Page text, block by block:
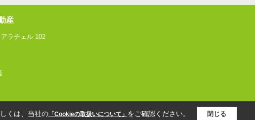
産
ラチェル 102
くは、当社の「Cookieの取扱いについて」 をご確認ください。 閉じる